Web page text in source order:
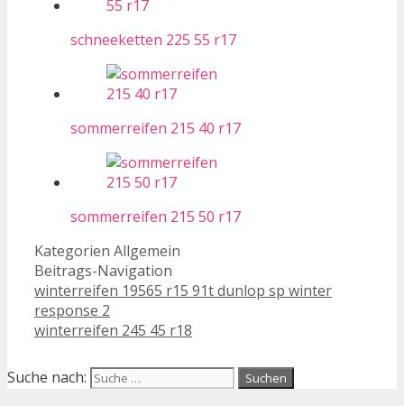
schneeketten 225 55 r17
sommerreifen 215 40 r17
sommerreifen 215 50 r17
Kategorien Allgemein
Beitrags-Navigation
winterreifen 19565 r15 91t dunlop sp winter
response 2
winterreifen 245 45 r18
Suche nach: